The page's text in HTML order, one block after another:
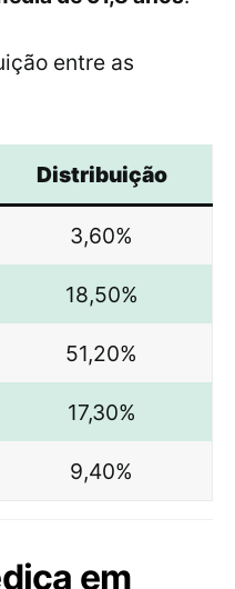
entre as
Distribuição
3,60%
18,50%
51,20%
17,30%
9,40%
em